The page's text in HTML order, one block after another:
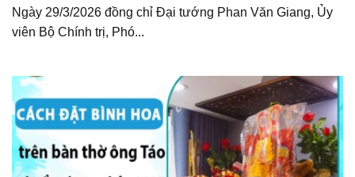
Ngày 29/3/2026 đồng chỉ Đại tướng Phan Văn Giang, Ủy
viên Bộ Chính trị, Phó...